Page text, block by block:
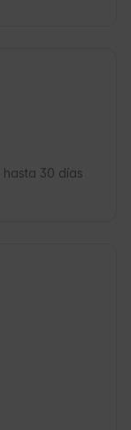
hasta 30 días